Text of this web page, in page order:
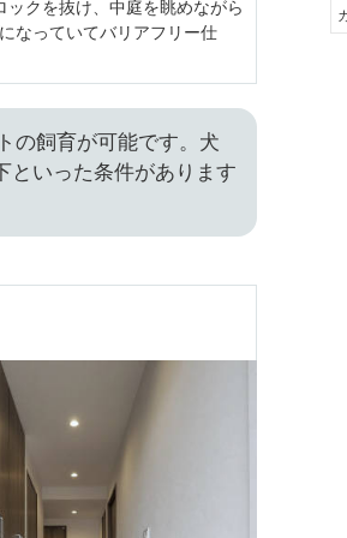
クを抜け、中庭を眺めながら
なっていてバリアフリー仕
の飼育が可能です。犬
といった条件があります